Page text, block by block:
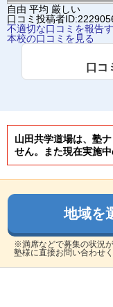
自由 平均 厳しい
口コミ投稿者
不適切な口コミを報告
本校の口コミを見る
口コ
山田共学道場は、塾
せん。また現在実施
地域を
※満席などで募集の状況
塾様に直接お問い合わせく